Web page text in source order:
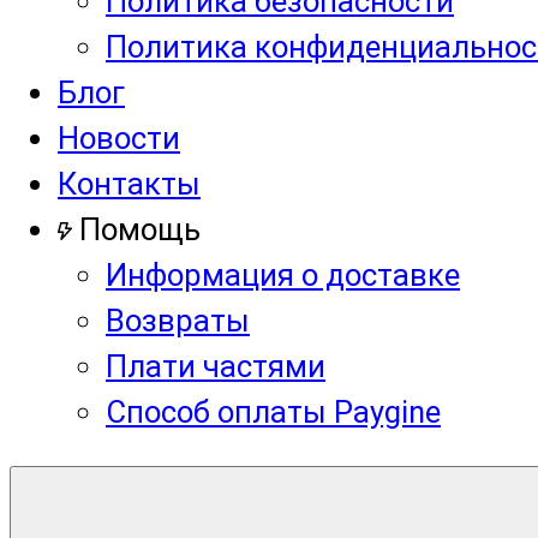
Политика
Блог
Новости
Контакты
Помощь
Информация о доставке
Возвраты
Плати частями
Способ оплаты Paygine